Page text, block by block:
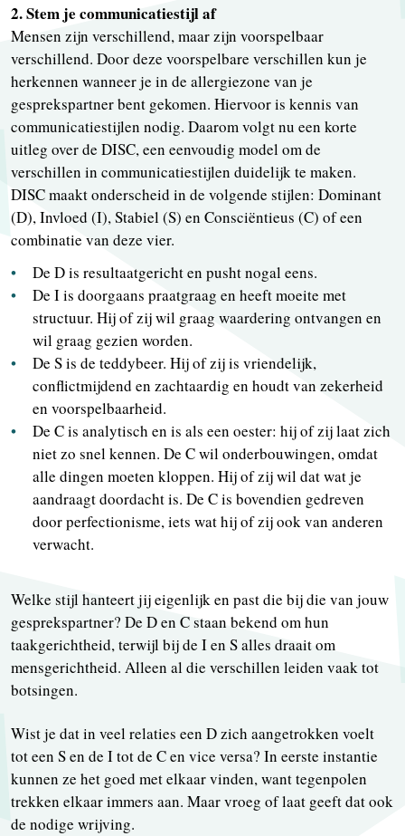
2. Stem je communicatiestijl af
Mensen zijn verschillend, maar zijn voorspelbaar
verschillend. Door deze voorspelbare verschillen kun je
herkennen wanneer je in de allergiezone van je
gesprekspartner bent gekomen. Hiervoor is kennis van
communicatiestijlen nodig. Daarom volgt nu een korte
uitleg over de DISC, een eenvoudig model om de
verschillen in communicatiestijlen duidelijk te maken.
DISC maakt onderscheid in de volgende stijlen: Dominant
(D), Invloed (I), Stabiel (S) en Consciëntieus (C) of een
combinatie van deze vier.
De D is resultaatgericht en pusht nogal eens.
De I is doorgaans praatgraag en heeft moeite met
structuur. Hij of zij wil graag waardering ontvangen en
wil graag gezien worden.
De S is de teddybeer. Hij of zij is vriendelijk,
conflictmijdend en zachtaardig en houdt van zekerheid
en voorspelbaarheid.
De C is analytisch en is als een oester: hij of zij laat zich
niet zo snel kennen. De C wil onderbouwingen, omdat
alle dingen moeten kloppen. Hij of zij wil dat wat je
aandraagt doordacht is. De C is bovendien gedreven
door perfectionisme, iets wat hij of zij ook van anderen
verwacht.
Welke stijl hanteert jij eigenlijk en past die bij die van jouw
gesprekspartner? De D en C staan bekend om hun
taakgerichtheid, terwijl bij de I en S alles draait om
mensgerichtheid. Alleen al die verschillen leiden vaak tot
botsingen.
Wist je dat in veel relaties een D zich aangetrokken voelt
tot een S en de I tot de C en vice versa? In eerste instantie
kunnen ze het goed met elkaar vinden, want tegenpolen
trekken elkaar immers aan. Maar vroeg of laat geeft dat ook
de nodige wrijving.